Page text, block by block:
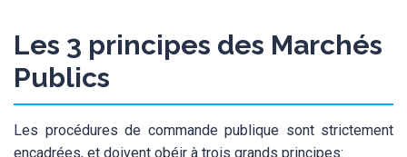
Les 3 principes des Marchés
Publics
Les procédures de commande publique sont strictement
encadrées, et doivent obéir à trois grands principes: